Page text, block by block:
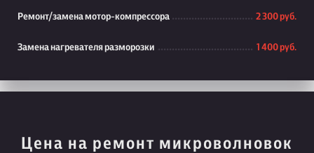
Ремонт/замена мотор-компрессора 2 300 руб.
Замена нагревателя разморозки 1 400 руб.
Цена на ремонт микроволновок